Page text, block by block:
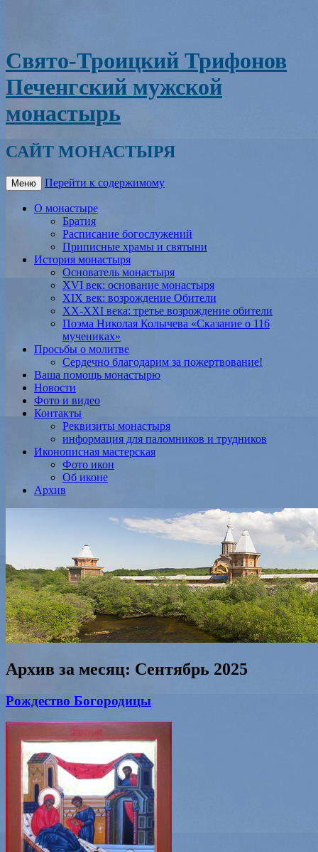
Свято-Троицкий Трифонов
Печенгский мужской
монастырь
САЙТ МОНАСТЫРЯ
Меню Перейти к содержимому
О монастыре
Братия
Расписание богослужений
Приписные храмы и святыни
История монастыря
Основатель монастыря
XVI век: основание монастыря
XIX век: возрождение Обители
XX-XXI века: третье возрождение обители
Поэма Николая Колычева «Сказание о 116
мучениках»
Просьбы о молитве
Сердечно благодарим за пожертвование!
Ваша помощь монастырю
Новости
Фото и видео
Контакты
Реквизиты монастыря
информация для паломников и трудников
Иконописная мастерская
Фото икон
Об иконе
Архив
Архив за месяц: Сентябрь 2025
Рождество Богородицы